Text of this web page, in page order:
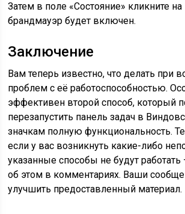
Затем в поле «Состояние» кликните
брандмауэр будет включен.
Заключение
Вам теперь известно, что делать при
проблем с её работоспособностью.
эффективен второй способ, который
перезапустить панель задач в
значкам полную функциональность.
если у вас возникнуть какие-либо
указанные способы не будут
об этом в комментариях. Ваши
улучшить предоставленный материал.